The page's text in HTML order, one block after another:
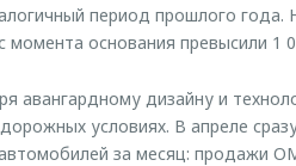
период прошлого года.
основания превысили 1
авангардному дизайну и
условиях. В апреле
за месяц: продажи